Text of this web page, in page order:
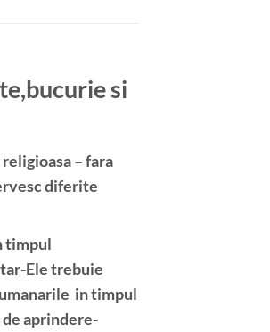
si
– fara
diferite
timpul
Ele trebuie
in timpul
aprindere-